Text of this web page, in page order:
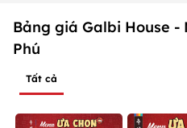
Bảng giá Galbi House -
Phú
Tất cả